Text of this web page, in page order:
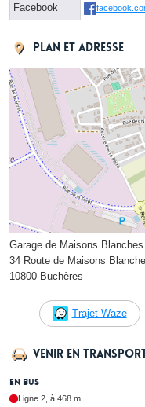
Facebook
Plan et adresse
Garage de Maisons
34 Route de Maisons
10800 Buchères
Trajet Waze
Venir en
En bus
Ligne 2, à 468 m